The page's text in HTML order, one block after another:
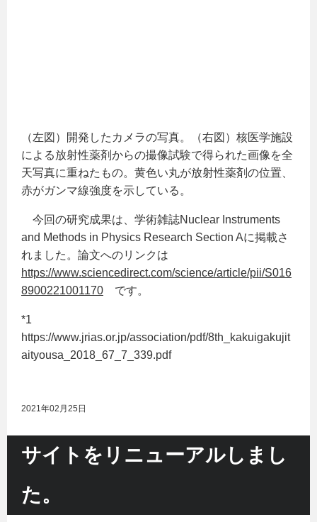
（左図）開発したカメラの写真。（右図）核医学施設
による放射性薬剤からの撮像試験で得られた画像を全
天写真に重ねたもの。黄色い丸が放射性薬剤の位置、
赤がガンマ線強度を示している。
今回の研究成果は、学術雑誌Nuclear Instruments
and Methods in Physics Research Section Aに掲載さ
れました。論文へのリンクは
https://www.sciencedirect.com/science/article/pii/S016
8900221001170 です。
*1
https://www.jrias.or.jp/association/pdf/8th_kakuigakujit
aityousa_2018_67_7_339.pdf
2021年02月25日
サイトをリニューアルしまし
た。